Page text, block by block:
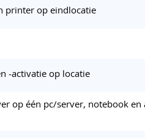
printer op eindlocatie
-activatie op locatie
op één pc/server, notebook en